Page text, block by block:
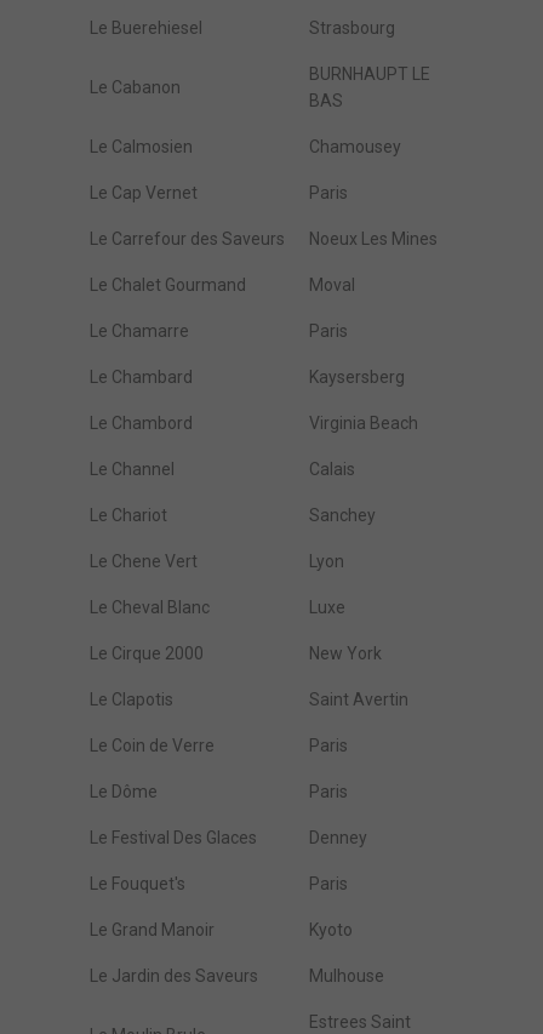
Le Buerehiesel Strasbourg
Le Cabanon
BURNHAUPT LE
BAS
Le Calmosien Chamousey
Le Cap Vernet Paris
Le Carrefour des Saveurs Noeux Les Mines
Le Chalet Gourmand Moval
Le Chamarre Paris
Le Chambard Kaysersberg
Le Chambord Virginia Beach
Le Channel Calais
Le Chariot Sanchey
Le Chene Vert Lyon
Le Cheval Blanc Luxe
Le Cirque 2000 New York
Le Clapotis Saint Avertin
Le Coin de Verre Paris
Le Dôme Paris
Le Festival Des Glaces Denney
Le Fouquet's Paris
Le Grand Manoir Kyoto
Le Jardin des Saveurs Mulhouse
Estrees Saint